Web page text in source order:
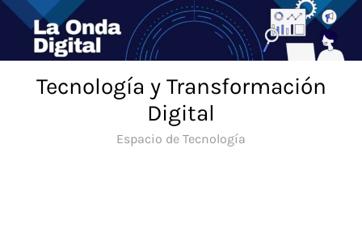
Saltar
contenido
Tecnología y Transformación
Digital
Espacio de Tecnología